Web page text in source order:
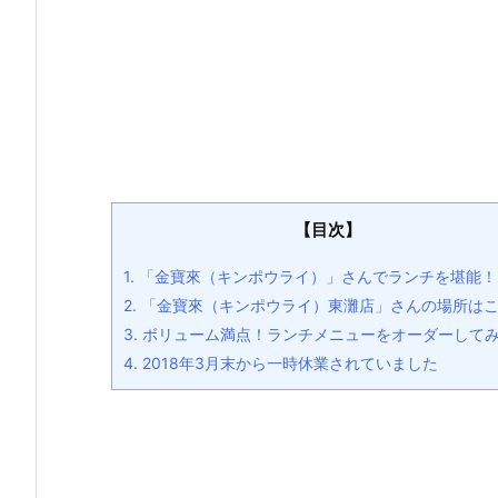
【目次】
1. 「金寶來（キンポウライ）」さんでランチを堪能！
2. 「金寶來（キンポウライ）東灘店」さんの場所は
3. ボリューム満点！ランチメニューをオーダーしてみ
4. 2018年3月末から一時休業されていました